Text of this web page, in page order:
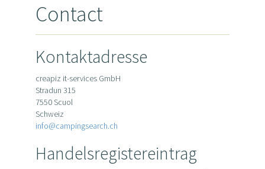
Contact
Kontaktadresse
creapiz it-services GmbH
Stradun 315
7550 Scuol
Schweiz
info@campingsearch.ch
Handelsregistereintrag